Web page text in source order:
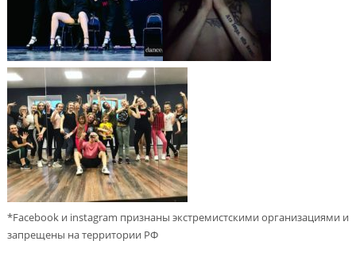
*Facebook и instagram признаны экстремистскими организациями и
запрещены на территории РФ